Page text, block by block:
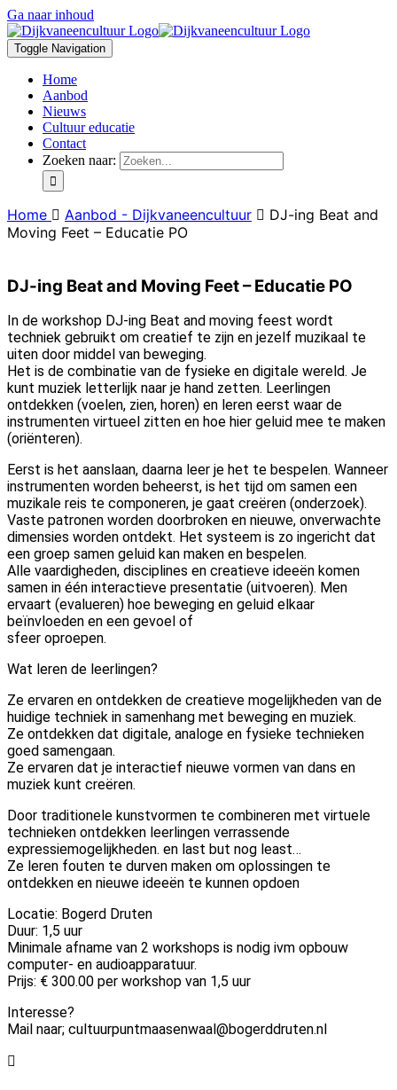
Ga naar inhoud
Toggle Navigation
Home
Aanbod
Nieuws
Cultuur educatie
Contact
Zoeken naar:
Home Aanbod - Dijkvaneencultuur
DJ-ing Beat and
Moving Feet – Educatie PO
DJ-ing Beat and Moving Feet – Educatie PO
In de workshop DJ-ing Beat and moving feest wordt
techniek gebruikt om creatief te zijn en jezelf muzikaal te
uiten door middel van beweging.
Het is de combinatie van de fysieke en digitale wereld. Je
kunt muziek letterlijk naar je hand zetten. Leerlingen
ontdekken (voelen, zien, horen) en leren eerst waar de
instrumenten virtueel zitten en hoe hier geluid mee te maken
(oriënteren).
Eerst is het aanslaan, daarna leer je het te bespelen. Wanneer
instrumenten worden beheerst, is het tijd om samen een
muzikale reis te componeren, je gaat creëren (onderzoek).
Vaste patronen worden doorbroken en nieuwe, onverwachte
dimensies worden ontdekt. Het systeem is zo ingericht dat
een groep samen geluid kan maken en bespelen.
Alle vaardigheden, disciplines en creatieve ideeën komen
samen in één interactieve presentatie (uitvoeren). Men
ervaart (evalueren) hoe beweging en geluid elkaar
beïnvloeden en een gevoel of
sfeer oproepen.
Wat leren de leerlingen?
Ze ervaren en ontdekken de creatieve mogelijkheden van de
huidige techniek in samenhang met beweging en muziek.
Ze ontdekken dat digitale, analoge en fysieke technieken
goed samengaan.
Ze ervaren dat je interactief nieuwe vormen van dans en
muziek kunt creëren.
Door traditionele kunstvormen te combineren met virtuele
technieken ontdekken leerlingen verrassende
expressiemogelijkheden. en last but nog least…
Ze leren fouten te durven maken om oplossingen te
ontdekken en nieuwe ideeën te kunnen opdoen
Locatie: Bogerd Druten
Duur: 1,5 uur
Minimale afname van 2 workshops is nodig ivm opbouw
computer- en audioapparatuur.
Prijs: € 300.00 per workshop van 1,5 uur
Interesse?
Mail naar; cultuurpuntmaasenwaal@bogerddruten.nl